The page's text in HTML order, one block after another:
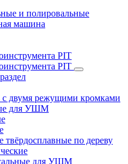
и полировальные
машина
PIT
PIT
c двумя режущими кромками
для УШМ
по дереву
для УШМ